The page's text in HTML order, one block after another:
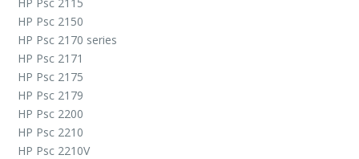
HP Psc 2150
HP Psc 2170 series
HP Psc 2171
HP Psc 2175
HP Psc 2179
HP Psc 2200
HP Psc 2210
HP Psc 2210V